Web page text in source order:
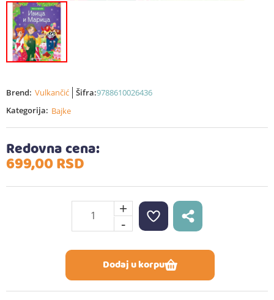
Brend: Vulkančić Šifra:9788610026436
Kategorija: Bajke
Redovna cena:
699,00RSD
+
-
Dodaj u korpu